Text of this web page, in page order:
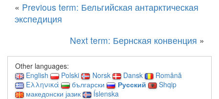
« Previous term: Бельгийская антарктическая
экспедиция
Next term: Бернская конвенция »
Other languages:
English
Polski Norsk Dansk
Română
Ελληνικά
български Русский
Shqip
македонски јазик
Íslenska